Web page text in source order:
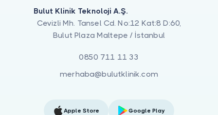
Bulut Klinik Teknoloji A.Ş.
Cevizli Mh. Tansel Cd. No:12 Kat:8 D:60,
Bulut Plaza Maltepe / İstanbul
0850 711 11 33
merhaba@bulutklinik.com
Apple Store Google Play